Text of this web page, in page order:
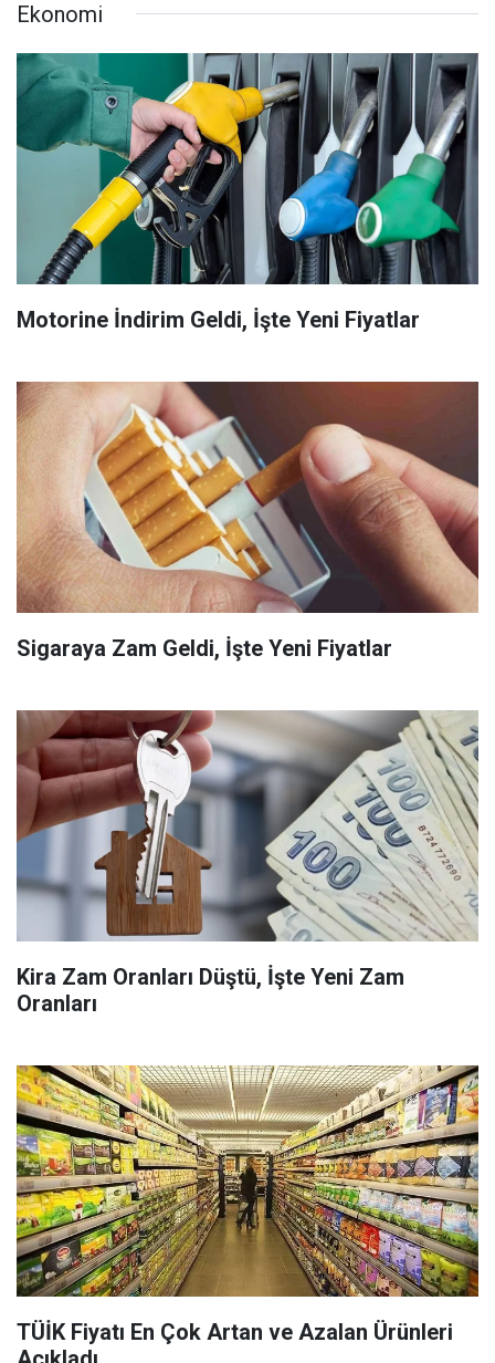
Ekonomi
Motorine İndirim Geldi, İşte Yeni Fiyatlar
Sigaraya Zam Geldi, İşte Yeni Fiyatlar
Kira Zam Oranları Düştü, İşte Yeni Zam
Oranları
TÜİK Fiyatı En Çok Artan ve Azalan Ürünleri